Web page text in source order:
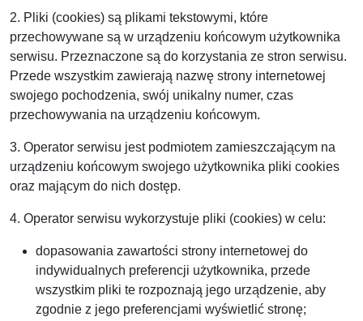
2. Pliki (cookies) są plikami tekstowymi, które
przechowywane są w urządzeniu końcowym użytkownika
serwisu. Przeznaczone są do korzystania ze stron serwisu.
Przede wszystkim zawierają nazwę strony internetowej
swojego pochodzenia, swój unikalny numer, czas
przechowywania na urządzeniu końcowym.
3. Operator serwisu jest podmiotem zamieszczającym na
urządzeniu końcowym swojego użytkownika pliki cookies
oraz mającym do nich dostęp.
4. Operator serwisu wykorzystuje pliki (cookies) w celu:
dopasowania zawartości strony internetowej do
indywidualnych preferencji użytkownika, przede
wszystkim pliki te rozpoznają jego urządzenie, aby
zgodnie z jego preferencjami wyświetlić stronę;